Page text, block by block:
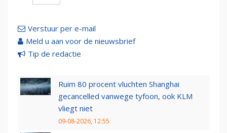
Verstuur per e-mail
Meld u aan voor de nieuwsbrief
Tip de redactie
Ruim 80 procent vluchten Shanghai
gecancelled vanwege tyfoon, ook KLM
vliegt niet
09-08-2026, 12:55